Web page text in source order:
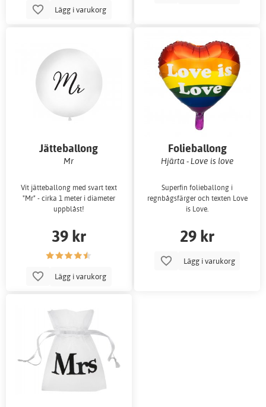
Lägg i varukorg
Jätteballong
Mr
Vit jätteballong med svart text
"Mr" - cirka 1 meter i diameter
uppblåst!
39 kr
Lägg i varukorg
Folieballong
Hjärta - Love is love
Superfin folieballong i
regnbågsfärger och texten Love
is Love.
29 kr
Lägg i varukorg